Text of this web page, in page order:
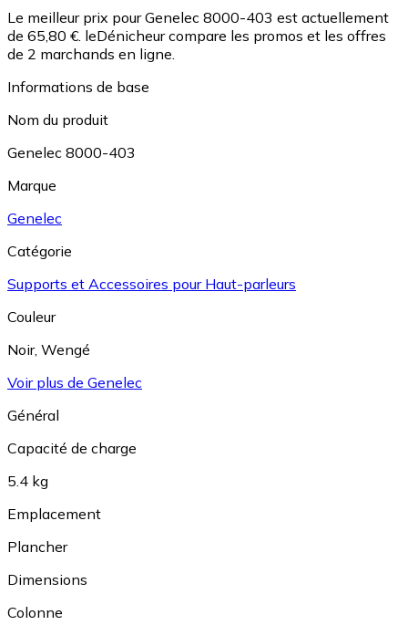
Le meilleur prix pour Genelec 8000-403 est actuellement
de 65,80 €. leDénicheur compare les promos et les offres
de 2 marchands en ligne.
Informations de base
Nom du produit
Genelec 8000-403
Marque
Genelec
Catégorie
Supports et Accessoires pour Haut-parleurs
Couleur
Noir, Wengé
Voir plus de Genelec
Général
Capacité de charge
5.4 kg
Emplacement
Plancher
Dimensions
Colonne